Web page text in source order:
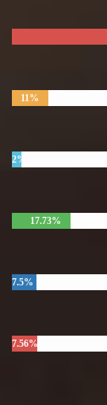
11%
2%
17.73%
7.5%
7.56%